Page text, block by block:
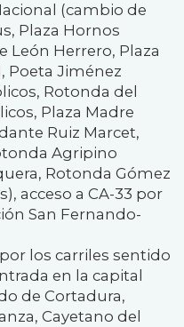
(cambio de
Plaza Hornos
León Herrero, Plaza
Poeta Jiménez
Rotonda del
Plaza Madre
Ruiz Marcet,
Agripino
Rotonda Gómez
acceso a CA-33 por
San Fernando-
los carriles sentido
en la capital
de Cortadura,
Cayetano del